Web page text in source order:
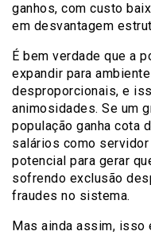
ganhos, com custo
em desvantagem
É bem verdade que a
expandir para
desproporcionais, e
animosidades. Se um
população ganha cota
salários como
potencial para gerar
sofrendo exclusão
fraudes no sistema.
Mas ainda assim, isso